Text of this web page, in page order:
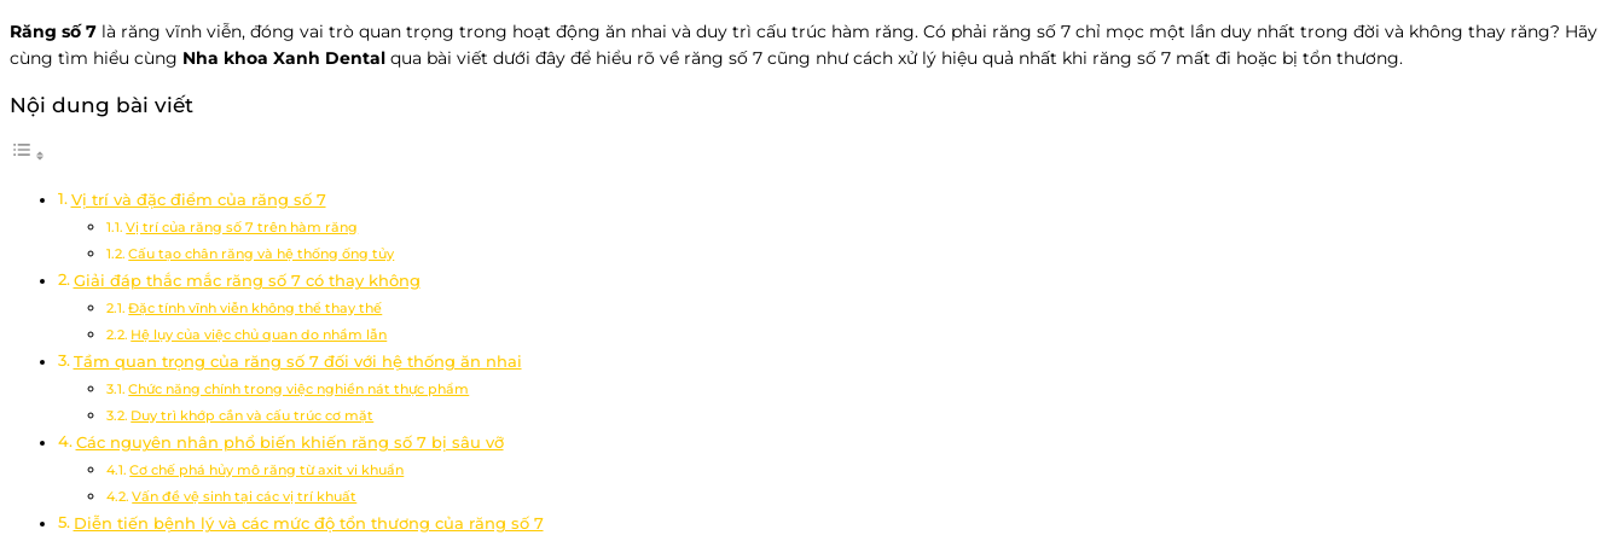
Răng số 7 là răng vĩnh viễn, đóng vai trò quan trọng trong hoạt động ăn nhai và duy trì cấu trúc hàm răng. Có phải răng số 7 chỉ mọc một lần duy nhất trong đời và không thay răng? Hãy
cùng tìm hiểu cùng Nha khoa Xanh Dental qua bài viết dưới đây để hiểu rõ về răng số 7 cũng như cách xử lý hiệu quả nhất khi răng số 7 mất đi hoặc bị tổn thương.
Nội dung bài viết
Vị trí và đặc điểm của răng số 7
Vị trí của răng số 7 trên hàm răng
Cấu tạo chân răng và hệ thống ống tủy
Giải đáp thắc mắc răng số 7 có thay không
Đặc tính vĩnh viễn không thể thay thế
Hệ lụy của việc chủ quan do nhầm lẫn
Tầm quan trọng của răng số 7 đối với hệ thống ăn nhai
Chức năng chính trong việc nghiền nát thực phẩm
Duy trì khớp cắn và cấu trúc cơ mặt
Các nguyên nhân phổ biến khiến răng số 7 bị sâu vỡ
Cơ chế phá hủy mô răng từ axit vi khuẩn
Vấn đề vệ sinh tại các vị trí khuất
Diễn tiến bệnh lý và các mức độ tổn thương của răng số 7